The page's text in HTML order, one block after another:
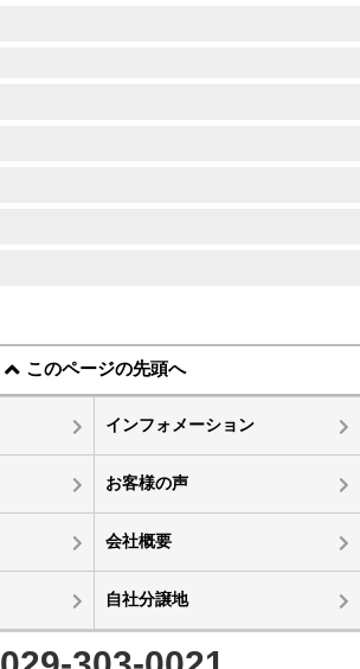
このページの先頭へ
インフォメーション
お客様の声
会社概要
自社分譲地